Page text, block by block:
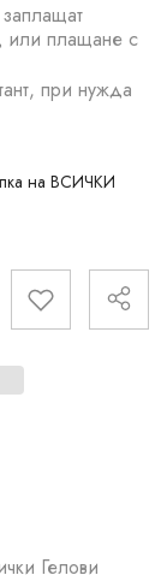
или плащане с
при нужда
на ВСИЧКИ
Гелови